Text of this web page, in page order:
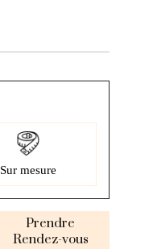
Sur mesure
Prendre
Rendez-vous